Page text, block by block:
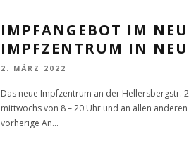
IMPFANGEBOT IM
IMPFZENTRUM IN
2. MÄRZ 2022
Das neue Impfzentrum an der Hellersbergstr.
mittwochs von 8 – 20 Uhr und an allen
vorherige An...